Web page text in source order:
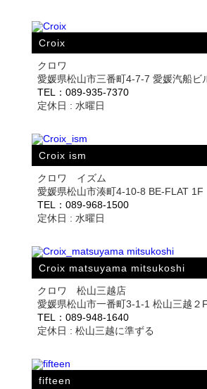
Croix
クロワ
愛媛県松山市三番町4-7-7 愛媛汽船ビ
TEL：089-935-7370
定休日 : 水曜日
Croix ism
クロワ イズム
愛媛県松山市湊町4-10-8 BE-FLAT 1F
TEL：089-968-1500
定休日 : 水曜日
Croix matsuyama mitsukoshi
クロワ 松山三越店
愛媛県松山市一番町3-1-1 松山三越２F
TEL：089-948-1640
定休日 : 松山三越に準ずる
fifteen